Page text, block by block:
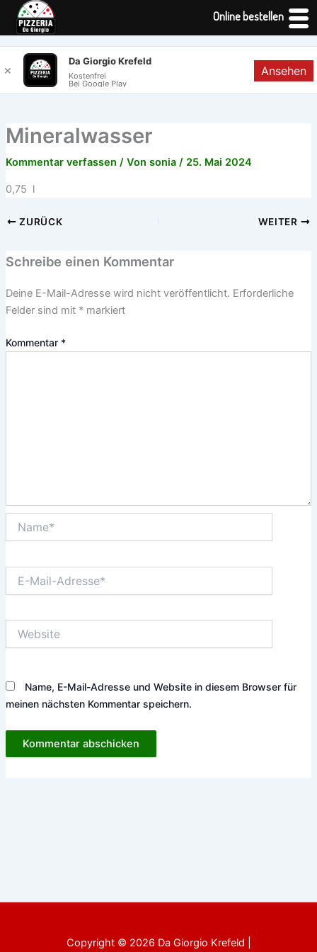
Inhalt
springen
Mineralwasser
Kommentar verfassen / Von sonia / 25. Mai 2024
0,75 l
ZURÜCK WEITER
Schreibe einen Kommentar
Deine E-Mail-Adresse wird nicht veröffentlicht. Erforderliche
Felder sind mit *markiert
Kommentar *
Mail-
Name, E-Mail-Adresse und Website in diesem Browser für
meinen nächsten Kommentar speichern.
Copyright © 2026 Da Giorgio Krefeld |
Online bestellen
✕
Da Giorgio Krefeld
Kostenfrei
Bei Google Play
Ansehen